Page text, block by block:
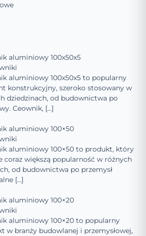
aluminiowy 100x50x5
aluminiowy 100x50x5 to popularny
konstrukcyjny, szeroko stosowany w
dziedzinach, od budownictwa po
Ceownik, […]
aluminiowy 100×50
aluminiowy 100×50 to produkt, który
coraz większą popularność w różnych
od budownictwa po przemysł
[…]
aluminiowy 100×20
aluminiowy 100×20 to popularny
w branży budowlanej i przemysłowej,